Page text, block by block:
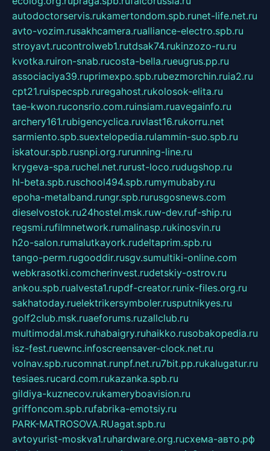
autodoctorservis.rukamertondom.spb.runet-life.net.ru
avto-vozim.rusakhcamera.rualliance-electro.spb.ru
stroyavt.rucontrolweb1.rutdsak74.rukinzozo-ru.ru
kvotka.ruiron-snab.rucosta-bella.rueugrus.pp.ru
associaciya39.ruprimexpo.spb.rubezmorchin.ruia2.ru
cpt21.ruispecspb.ruregahost.rukolosok-elita.ru
tae-kwon.ruconsrio.com.ruinsiam.ruavegainfo.ru
archery161.rubigencyclica.ruvlast16.rukorru.net
sarmiento.spb.suextelopedia.rulammin-suo.spb.ru
iskatour.spb.rusnpi.org.rurunning-line.ru
krygeva-spa.ruchel.net.rurust-loco.rudugshop.ru
hl-beta.spb.ruschool494.spb.rumymubaby.ru
epoha-metalband.rungr.spb.rurusgosnews.com
dieselvostok.ru24hostel.msk.ruw-dev.ruf-ship.ru
regsmi.rufilmnetwork.rumalinasp.rukinosvin.ru
h2o-salon.rumalutkayork.rudeltaprim.spb.ru
tango-perm.rugooddir.rusgv.sumultiki-online.com
webkrasotki.comcherinvest.rudetskiy-ostrov.ru
ankou.spb.rualvesta1.rupdf-creator.runix-files.org.ru
sakhatoday.ruelektrikersymboler.rusputnikyes.ru
golf2club.msk.ruaeforums.ruzallclub.ru
multimodal.msk.ruhabaigry.ruhaikko.rusobakopedia.ru
isz-fest.ruewnc.infoscreensaver-clock.net.ru
volnav.spb.rucomnat.runpf.net.ru7bit.pp.rukalugatur.ru
tesiaes.rucard.com.rukazanka.spb.ru
gildiya-kuznecov.rukameryboavision.ru
griffoncom.spb.rufabrika-emotsiy.ru
PARK-MATROSOVA.RUagat.spb.ru
avtoyurist-moskva1.ruhardware.org.ruсхема-авто.рф